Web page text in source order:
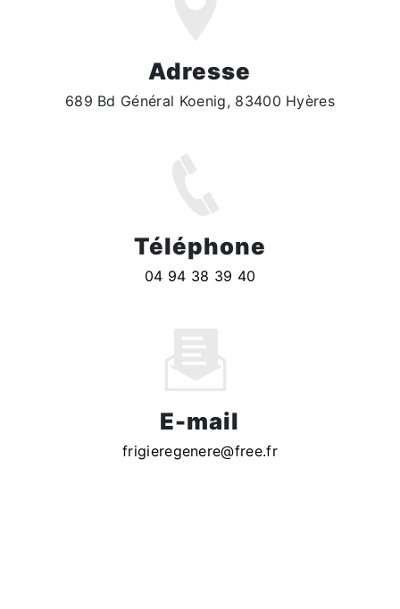
Adresse
689 Bd Général Koenig, 83400 Hyères
Téléphone
04 94 38 39 40
E-mail
frigieregenere@free.fr